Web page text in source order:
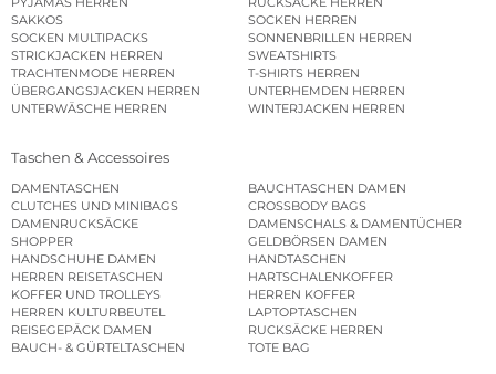
SAKKOS
SOCKEN HERREN
SOCKEN MULTIPACKS
SONNENBRILLEN HERREN
STRICKJACKEN HERREN
SWEATSHIRTS
TRACHTENMODE HERREN
T-SHIRTS HERREN
ÜBERGANGSJACKEN HERREN
UNTERHEMDEN HERREN
UNTERWÄSCHE HERREN
WINTERJACKEN HERREN
Taschen & Accessoires
DAMENTASCHEN
BAUCHTASCHEN DAMEN
CLUTCHES UND MINIBAGS
CROSSBODY BAGS
DAMENRUCKSÄCKE
DAMENSCHALS & DAMENTÜCHER
SHOPPER
GELDBÖRSEN DAMEN
HANDSCHUHE DAMEN
HANDTASCHEN
HERREN REISETASCHEN
HARTSCHALENKOFFER
KOFFER UND TROLLEYS
HERREN KOFFER
HERREN KULTURBEUTEL
LAPTOPTASCHEN
REISEGEPÄCK DAMEN
RUCKSÄCKE HERREN
BAUCH- & GÜRTELTASCHEN
TOTE BAG